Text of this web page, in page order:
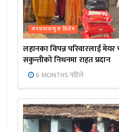
जनप्रभाबन्युज विशेष
लहानका विपन्न परिवारलाई
सकुन्तीको निधनमा राहत प्रदान
6 MONTHS पहिले